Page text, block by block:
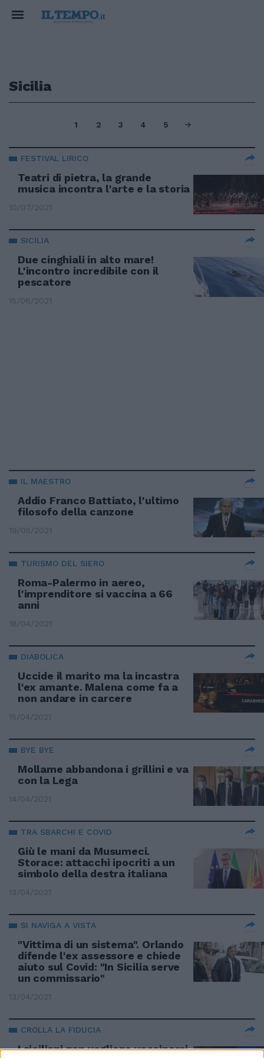
Sicilia
1 2 3 4 5
FESTIVAL LIRICO
Teatri di pietra, la grande
musica incontra l'arte e la storia
10/07/2021
SICILIA
Due cinghiali in alto mare!
L'incontro incredibile con il
pescatore
15/06/2021
IL MAESTRO
Addio Franco Battiato, l'ultimo
filosofo della canzone
19/05/2021
TURISMO DEL SIERO
Roma-Palermo in aereo,
l'imprenditore si vaccina a 66
anni
18/04/2021
DIABOLICA
Uccide il marito ma la incastra
l'ex amante. Malena come fa a
non andare in carcere
15/04/2021
BYE BYE
Mollame abbandona i grillini e va
con la Lega
14/04/2021
TRA SBARCHI E COVID
Giù le mani da Musumeci.
Storace: attacchi ipocriti a un
simbolo della destra italiana
13/04/2021
SI NAVIGA A VISTA
"Vittima di un sistema". Orlando
difende l'ex assessore e chiede
aiuto sul Covid: "In Sicilia serve
un commissario"
13/04/2021
CROLLA LA FIDUCIA
I siciliani non vogliono vaccinarsi